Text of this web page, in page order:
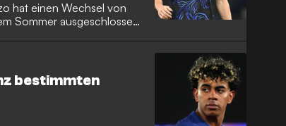
hat einen Wechsel von
Sommer ausgeschlossen
Joan Laporta gewendet.
bestimmten